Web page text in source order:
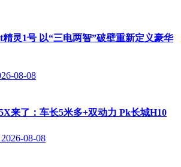
灵1号 以“三电两智”破壁重新定义豪华
08-08
来了：车长5米多+双动力 Pk长城H10
2026-08-08